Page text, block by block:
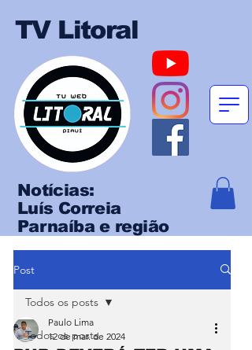
TV Litoral
Notícias:
Luís Correia
Parnaíba e região
Post
Todos os posts
Todos os posts
Paulo Lima
12 de mar. de 2024